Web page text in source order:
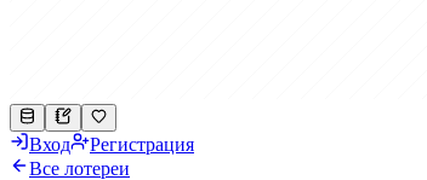
Вход
Регистрация
Все лотереи